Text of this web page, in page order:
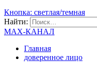
Кнопка: светлая/темная
Найти:
MAX-КАНАЛ
Главная
доверенное лицо